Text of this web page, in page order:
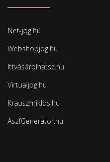
Net-jog.hu
Webshopjog.hu
Ittvásárolhatsz.hu
Virtualjog.hu
Krauszmiklos.hu
ÁszfGenerátor.hu